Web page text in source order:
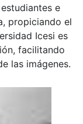
e
propiciando el
Icesi es
facilitando
las imágenes.